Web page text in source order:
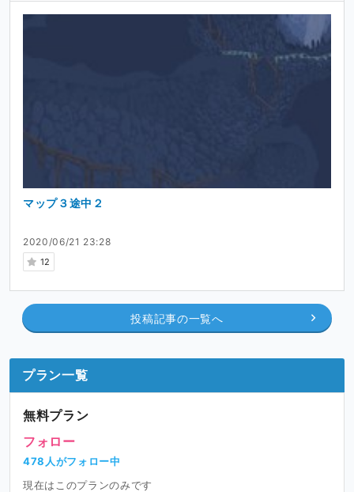
2020/06/21 23:28
12
マップ３途中２
投稿記事の一覧へ
プラン一覧
無料プラン
フォロー
478人がフォロー中
現在はこのプランのみです